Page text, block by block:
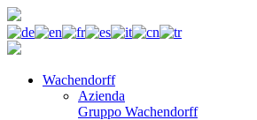
Wachendorff
Azienda
Gruppo Wachendorff